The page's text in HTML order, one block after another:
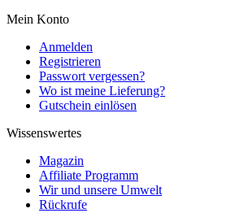
Mein Konto
Anmelden
Registrieren
Passwort vergessen?
Wo ist meine Lieferung?
Gutschein einlösen
Wissenswertes
Magazin
Affiliate Programm
Wir und unsere Umwelt
Rückrufe